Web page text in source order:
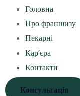
Головна
Про франшизу
Пекарні
Кар’єра
Контакти
Консультація